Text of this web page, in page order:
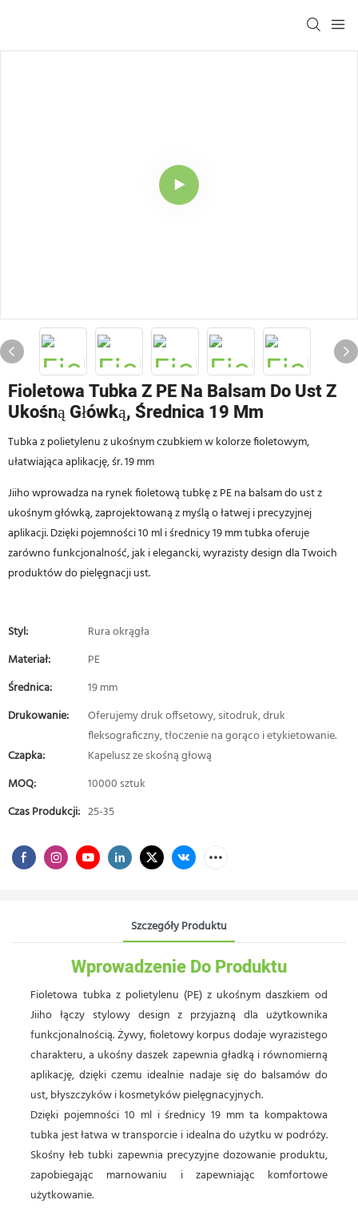
Fioletowa Tubka Z PE Na Balsam Do Ust Z
Ukośną Główką, Średnica 19 Mm
Tubka z polietylenu z ukośnym czubkiem w kolorze fioletowym,
ułatwiająca aplikację, śr. 19 mm
Jiiho wprowadza na rynek fioletową tubkę z PE na balsam do ust z
ukośnym główką, zaprojektowaną z myślą o łatwej i precyzyjnej
aplikacji. Dzięki pojemności 10 ml i średnicy 19 mm tubka oferuje
zarówno funkcjonalność, jak i elegancki, wyrazisty design dla Twoich
produktów do pielęgnacji ust.
Styl:
Rura okrągła
Materiał:
PE
Średnica:
19 mm
Drukowanie:
Oferujemy druk offsetowy, sitodruk, druk
fleksograficzny, tłoczenie na gorąco i etykietowanie.
Czapka:
Kapelusz ze skośną głową
MOQ:
10000 sztuk
Czas Produkcji: 25-35
Szczegóły Produktu
Wprowadzenie Do Produktu
Fioletowa tubka z polietylenu (PE) z ukośnym daszkiem od
Jiiho łączy stylowy design z przyjazną dla użytkownika
funkcjonalnością. Żywy, fioletowy korpus dodaje wyrazistego
charakteru, a ukośny daszek zapewnia gładką i równomierną
aplikację, dzięki czemu idealnie nadaje się do balsamów do
ust, błyszczyków i kosmetyków pielęgnacyjnych.
Dzięki pojemności 10 ml i średnicy 19 mm ta kompaktowa
tubka jest łatwa w transporcie i idealna do użytku w podróży.
Skośny łeb tubki zapewnia precyzyjne dozowanie produktu,
zapobiegając marnowaniu i zapewniając komfortowe
użytkowanie.